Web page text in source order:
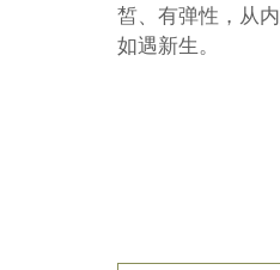
皙、有弹性，从
如遇新生。